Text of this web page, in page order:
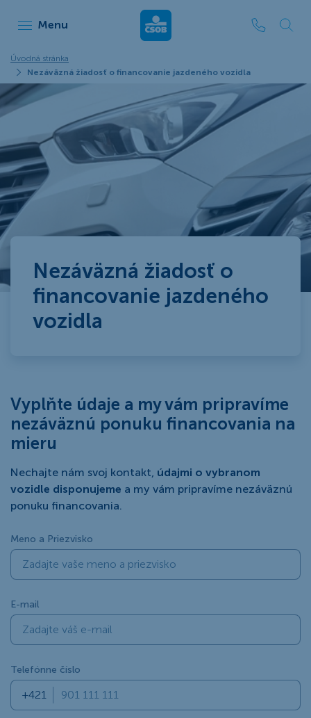
Menu ČSOB Leasing
Úvodná stránka
Nezáväzná žiadosť o financovanie jazdeného vozidla
Nezáväzná žiadosť o
financovanie jazdeného
vozidla
Vyplňte údaje a my vám pripravíme
nezáväznú ponuku financovania na
mieru
Nechajte nám svoj kontakt, údajmi o vybranom
vozidle disponujeme a my vám pripravíme nezáväznú
ponuku financovania.
Meno a Priezvisko
E-mail
Telefónne číslo